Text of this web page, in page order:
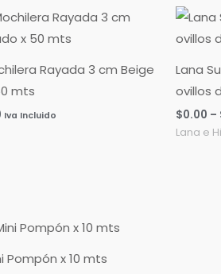
Rayada 3 cm Beige
mts
Iva Incluido
Lana
ovillos
$0.00 –
Lana e
Pompón x 10 mts